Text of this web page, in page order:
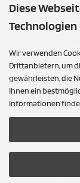
SOCIAL
Alle
Diese
Technologien
Wir verwenden
Drittanbietern, um
gewährleisten, die
Ihnen ein
Informationen